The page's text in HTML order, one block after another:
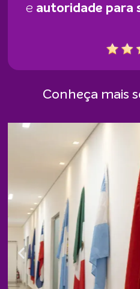
e autoridade para
Conheça mais